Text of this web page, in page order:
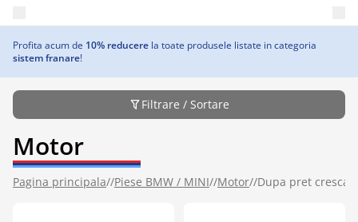
Profita acum de 10% reducere la toate produsele listate in categoria
sistem franare!
Filtrare / Sortare
Motor
Pagina principala//Piese BMW / MINI//Motor//Dupa pret